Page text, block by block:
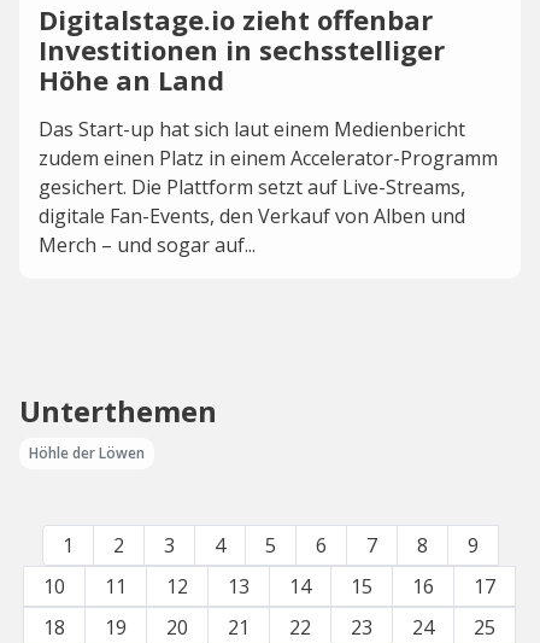
Digitalstage.io zieht offenbar
Investitionen in sechsstelliger
Höhe an Land
Das Start-up hat sich laut einem Medienbericht
zudem einen Platz in einem Accelerator-Programm
gesichert. Die Plattform setzt auf Live-Streams,
digitale Fan-Events, den Verkauf von Alben und
Merch – und sogar auf...
Unterthemen
Höhle der Löwen
1 2 3 4 5 6 7 8
9
10
11 12 13 14 15 16
17
18
19 20 21 22 23 24
25